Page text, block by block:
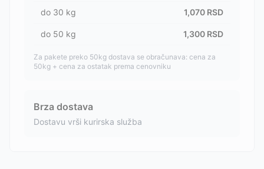
do 30 kg 1,070 RSD
do 50 kg 1,300 RSD
Za pakete preko 50kg dostava se obračunava: cena za
50kg + cena za ostatak prema cenovniku
Brza dostava
Dostavu vrši kurirska služba